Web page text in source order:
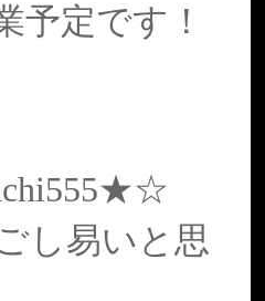
予定です！
し易いと思